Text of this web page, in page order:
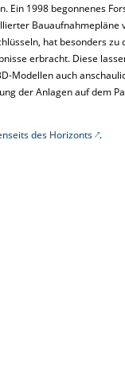
Ein 1998 begonnenes
Bauaufnahmepläne
hat besonders zu
erbracht. Diese
Modellen auch
der Anlagen auf dem
des Horizonts .